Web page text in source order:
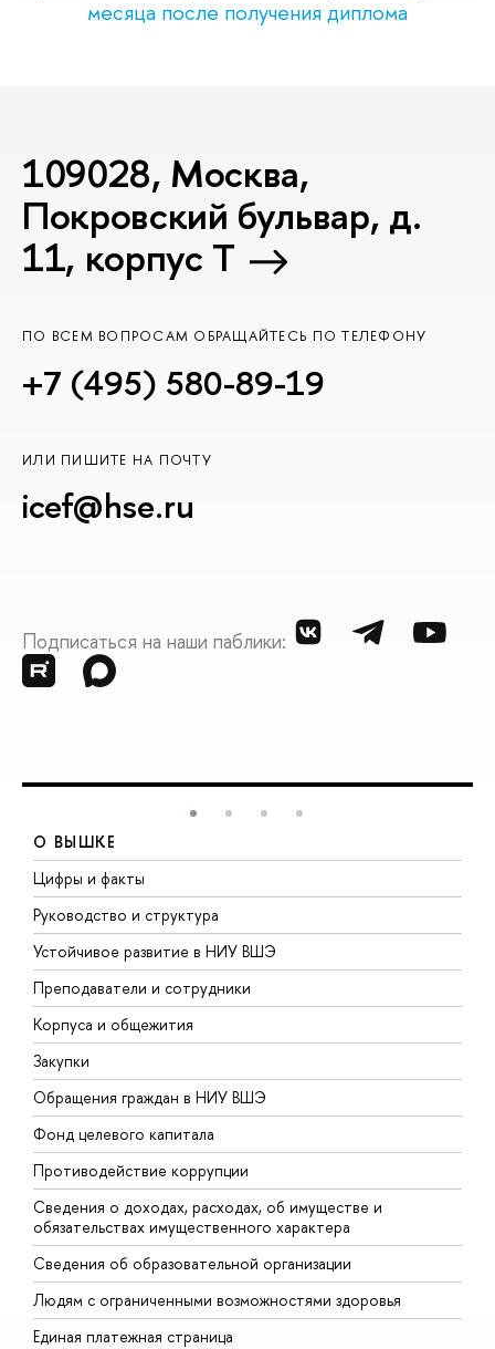
месяца после получения диплома
109028, Москва,
Покровский бульвар, д.
11, корпус T
ПО ВСЕМ ВОПРОСАМ ОБРАЩАЙТЕСЬ ПО ТЕЛЕФОНУ
+7 (495) 580-89-19
ИЛИ ПИШИТЕ НА ПОЧТУ
icef@hse.ru
Подписаться на наши паблики:
О ВЫШКЕ
Цифры и факты
Руководство и структура
Устойчивое развитие в НИУ ВШЭ
Преподаватели и сотрудники
Корпуса и общежития
Закупки
Обращения граждан в НИУ ВШЭ
Фонд целевого капитала
Противодействие коррупции
Сведения о доходах, расходах, об имуществе и
обязательствах имущественного характера
Сведения об образовательной организации
Людям с ограниченными возможностями здоровья
Единая платежная страница